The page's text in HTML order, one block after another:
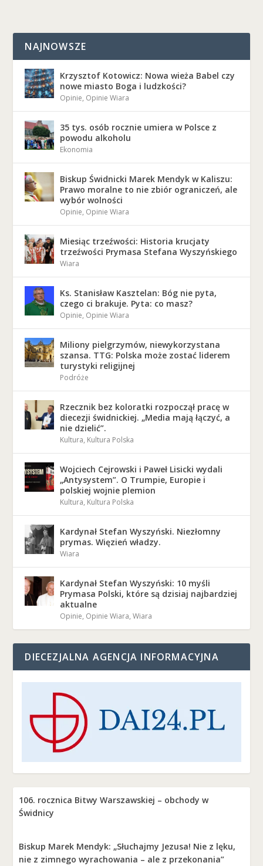
NAJNOWSZE
Krzysztof Kotowicz: Nowa wieża Babel czy
nowe miasto Boga i ludzkości?
Opinie, Opinie Wiara
35 tys. osób rocznie umiera w Polsce z
powodu alkoholu
Ekonomia
Biskup Świdnicki Marek Mendyk w Kaliszu:
Prawo moralne to nie zbiór ograniczeń, ale
wybór wolności
Opinie, Opinie Wiara
Miesiąc trzeźwości: Historia krucjaty
trzeźwości Prymasa Stefana Wyszyńskiego
Wiara
Ks. Stanisław Kasztelan: Bóg nie pyta,
czego ci brakuje. Pyta: co masz?
Opinie, Opinie Wiara
Miliony pielgrzymów, niewykorzystana
szansa. TTG: Polska może zostać liderem
turystyki religijnej
Podróże
Rzecznik bez koloratki rozpoczął pracę w
diecezji świdnickiej. „Media mają łączyć, a
nie dzielić”.
Kultura, Kultura Polska
Wojciech Cejrowski i Paweł Lisicki wydali
„Antysystem”. O Trumpie, Europie i
polskiej wojnie plemion
Kultura, Kultura Polska
Kardynał Stefan Wyszyński. Niezłomny
prymas. Więzień władzy.
Wiara
Kardynał Stefan Wyszyński: 10 myśli
Prymasa Polski, które są dzisiaj najbardziej
aktualne
Opinie, Opinie Wiara,Wiara
DIECEZJALNA AGENCJA INFORMACYJNA
106. rocznica Bitwy Warszawskiej – obchody w
Świdnicy
Biskup Marek Mendyk: „Słuchajmy Jezusa! Nie z lęku,
nie z zimnego wyrachowania – ale z przekonania”